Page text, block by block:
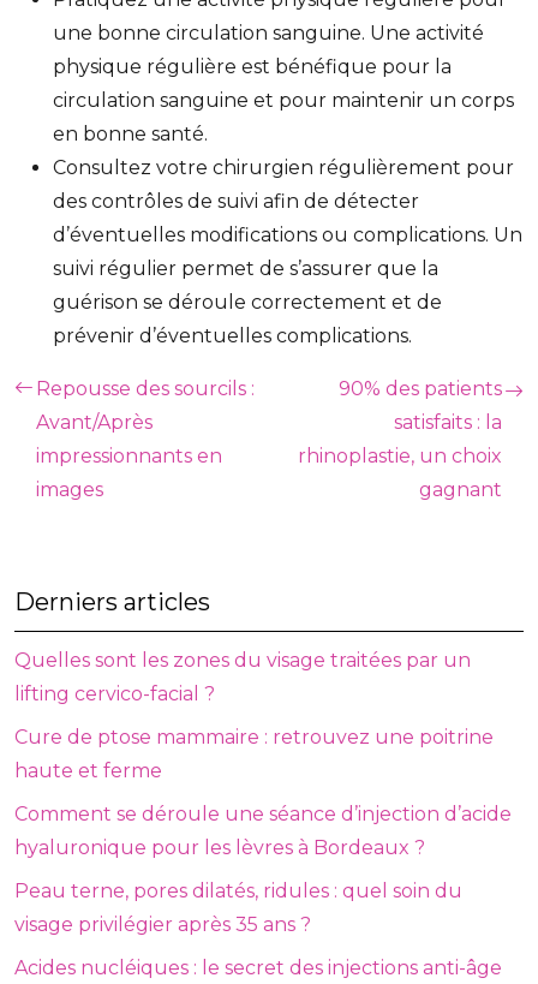
une bonne circulation sanguine. Une activité
physique régulière est bénéfique pour la
circulation sanguine et pour maintenir un corps
en bonne santé.
Consultez votre chirurgien régulièrement pour
des contrôles de suivi afin de détecter
d’éventuelles modifications ou complications. Un
suivi régulier permet de s’assurer que la
guérison se déroule correctement et de
prévenir d’éventuelles complications.
Repousse des sourcils :
Avant/Après
impressionnants en
images
90% des patients
satisfaits : la
rhinoplastie, un choix
gagnant
Derniers articles
Quelles sont les zones du visage traitées par un
lifting cervico-facial ?
Cure de ptose mammaire : retrouvez une poitrine
haute et ferme
Comment se déroule une séance d’injection d’acide
hyaluronique pour les lèvres à Bordeaux ?
Peau terne, pores dilatés, ridules : quel soin du
visage privilégier après 35 ans ?
Acides nucléiques : le secret des injections anti-âge